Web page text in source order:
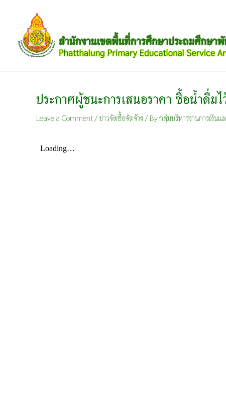
ประกาศผู้ชนะการเสนอราคา ซื้อน้ำดื่
Leave a Comment/ข่าวจัดซื้อจัดจ้าง / Byกลุ่มบริหารงานการเงิน